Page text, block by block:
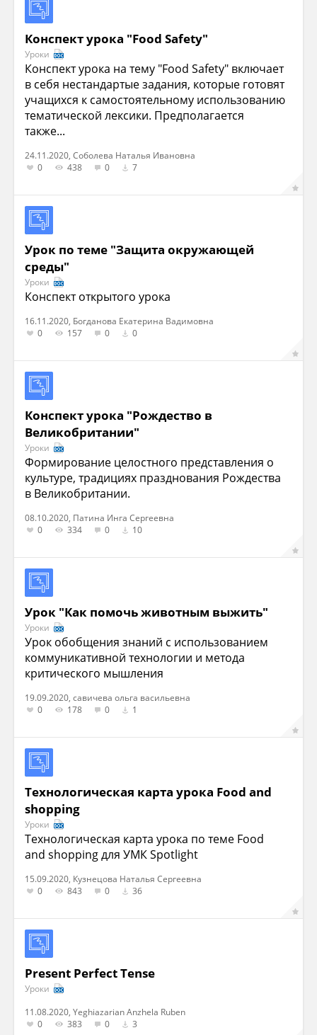
Конспект урока "Food Safety"
Уроки
Конспект урока на тему "Food Safety" включает
в себя нестандартые задания, которые готовят
учащихся к самостоятельному использованию
тематической лексики. Предполагается
также...
24.11.2020, Соболева Наталья Ивановна
0
438 0 7
Урок по теме "Защита окружающей
среды"
Уроки
Конспект открытого урока
16.11.2020, Богданова Екатерина Вадимовна
0
157 0 0
Конспект урока "Рождество в
Великобритании"
Уроки
Формирование целостного представления о
культуре, традициях празднования Рождества
в Великобритании.
08.10.2020, Патина Инга Сергеевна
0
334 0 10
Урок "Как помочь животным выжить"
Уроки
Урок обобщения знаний с использованием
коммуникативной технологии и метода
критического мышления
19.09.2020, cавичева ольга васильевна
0
178 0 1
Технологическая карта урока Food and
shopping
Уроки
Технологическая карта урока по теме Food
and shopping для УМК Spotlight
15.09.2020, Кузнецова Наталья Сергеевна
0
843 0 36
Present Perfect Tense
Уроки
11.08.2020, Yeghiazarian Anzhela Ruben
0
383 0 3